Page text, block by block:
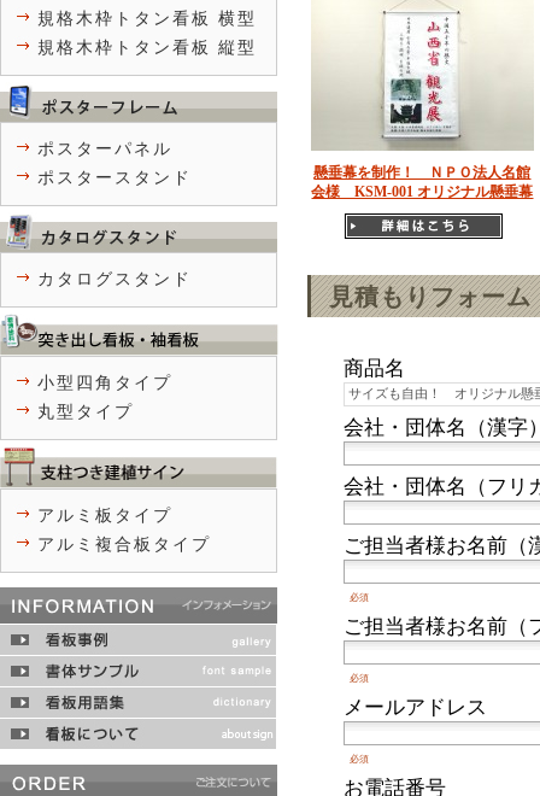
懸垂幕を制作！ ＮＰＯ法人名館
会様 KSM-001 オリジナル懸垂幕
見積もりフォーム
商品名
会社・団体名（漢字
会社・団体名（フリ
ご担当者様お名前（
必須
ご担当者様お名前（
必須
メールアドレス
必須
お電話番号
規格木枠トタン看板 横型
規格木枠トタン看板 縦型
ポスターパネル
ポスタースタンド
カタログスタンド
小型四角タイプ
丸型タイプ
アルミ板タイプ
アルミ複合板タイプ